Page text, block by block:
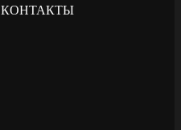
КОНТАКТЫ